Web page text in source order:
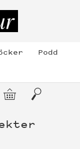
Podd
Varukorg
Sök